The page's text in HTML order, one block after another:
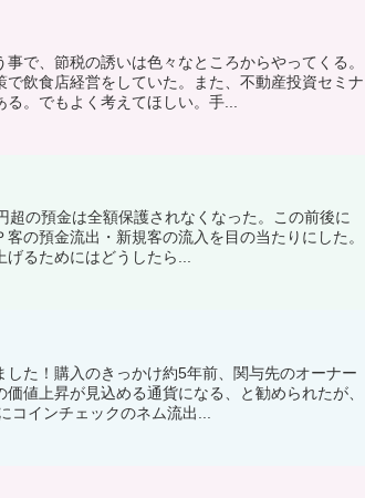
で、節税の誘いは色々なところからやってくる。
飲食店経営をしていた。また、不動産投資セミナ
。でもよく考えてほしい。手...
の預金は全額保護されなくなった。この前後に
の預金流出・新規客の流入を目の当たりにした。
るためにはどうしたら...
た！購入のきっかけ約5年前、関与先のオーナー
値上昇が見込める通貨になる、と勧められたが、
インチェックのネム流出...